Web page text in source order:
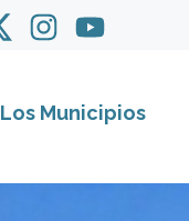
Los Municipios